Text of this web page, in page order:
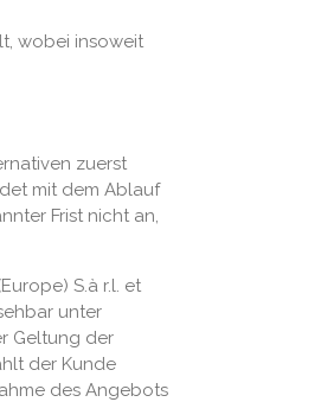
wobei insoweit
zuerst
mit dem Ablauf
Frist nicht an,
S.à r.l. et
unter
Geltung der
der Kunde
des Angebots